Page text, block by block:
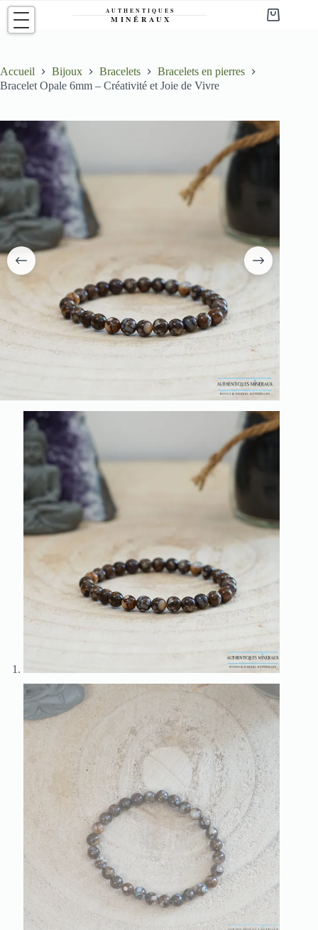
Passer
contenu
Panier
Accueil Bijoux Bracelets
Bracelets en pierres
Bracelet Opale 6mm – Créativité et Joie de Vivre